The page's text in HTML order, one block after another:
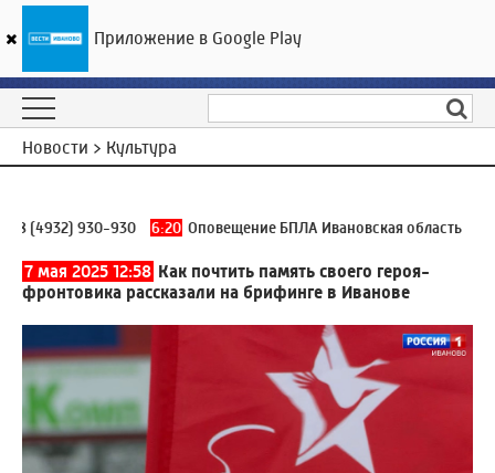
ГТРК «Ивтелерадио»
Новости > Культура
(4932) 930-930 6:20 Оповещение БПЛА Ивановская область
7 мая 2025 12:58 Как почтить память своего героя-
фронтовика рассказали на брифинге в Иванове
Приложение в Google Play